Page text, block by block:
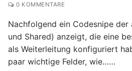
0 KOMMENTARE
Nachfolgend ein Codesnipe
und Shared) anzeigt, die eine
als Weiterleitung konfiguriert
paar wichtige Felder, wie……